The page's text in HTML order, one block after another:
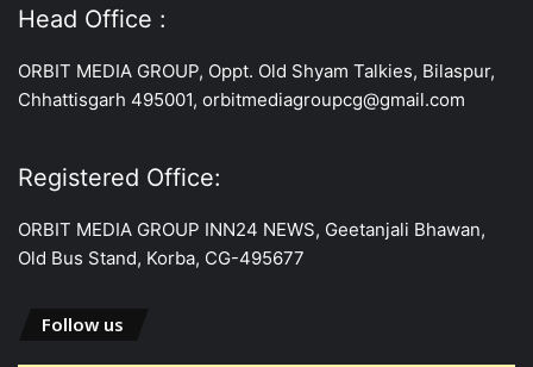
Head Office :
ORBIT MEDIA GROUP, Oppt. Old Shyam Talkies, Bilaspur,
Chhattisgarh 495001, orbitmediagroupcg@gmail.com
Registered Office:
ORBIT MEDIA GROUP INN24 NEWS, Geetanjali Bhawan,
Old Bus Stand, Korba, CG-495677
Follow us